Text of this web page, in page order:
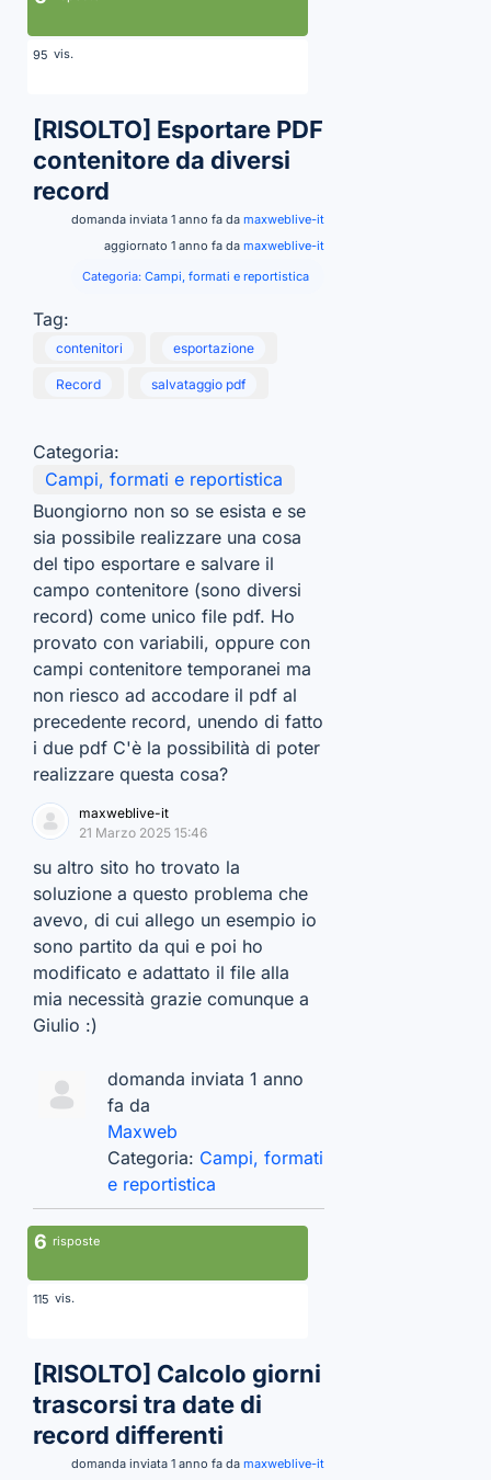
95 vis.
[RISOLTO] Esportare PDF
contenitore da diversi
record
domanda inviata 1 anno fa da maxweblive-it
aggiornato 1 anno fa da maxweblive-it
Categoria: Campi, formati e reportistica
Tag:
contenitori esportazione
Record salvataggio pdf
Categoria:
Campi, formati e reportistica
Buongiorno non so se esista e se
sia possibile realizzare una cosa
del tipo esportare e salvare il
campo contenitore (sono diversi
record) come unico file pdf. Ho
provato con variabili, oppure con
campi contenitore temporanei ma
non riesco ad accodare il pdf al
precedente record, unendo di fatto
i due pdf C'è la possibilità di poter
realizzare questa cosa?
maxweblive-it
21 Marzo 2025 15:46
su altro sito ho trovato la
soluzione a questo problema che
avevo, di cui allego un esempio io
sono partito da qui e poi ho
modificato e adattato il file alla
mia necessità grazie comunque a
Giulio :)
domanda inviata 1 anno
fa da
Maxweb
Categoria: Campi, formati
e reportistica
6 risposte
115 vis.
[RISOLTO] Calcolo giorni
trascorsi tra date di
record differenti
domanda inviata 1 anno fa da maxweblive-it